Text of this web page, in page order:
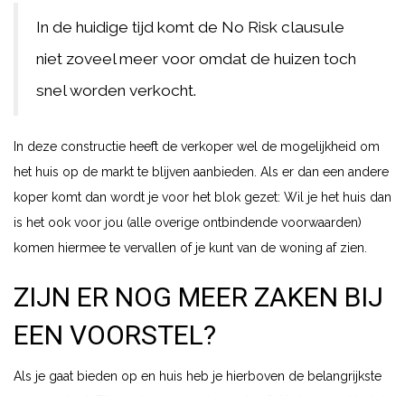
In de huidige tijd komt de No Risk clausule
niet zoveel meer voor omdat de huizen toch
snel worden verkocht.
In deze constructie heeft de verkoper wel de mogelijkheid om
het huis op de markt te blijven aanbieden. Als er dan een andere
koper komt dan wordt je voor het blok gezet: Wil je het huis dan
is het ook voor jou (alle overige ontbindende voorwaarden)
komen hiermee te vervallen of je kunt van de woning af zien.
ZIJN ER NOG MEER ZAKEN BIJ
EEN VOORSTEL?
Als je gaat bieden op en huis heb je hierboven de belangrijkste